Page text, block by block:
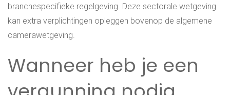
branchespecifieke regelgeving. Deze sectorale wetgeving
kan extra verplichtingen opleggen bovenop de algemene
camerawetgeving.
Wanneer heb je een